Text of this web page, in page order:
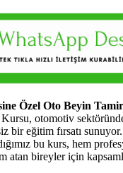
Özel Oto Beyin
otomotiv
bir eğitim fırsatı
bu kurs, hem
atan bireyler için